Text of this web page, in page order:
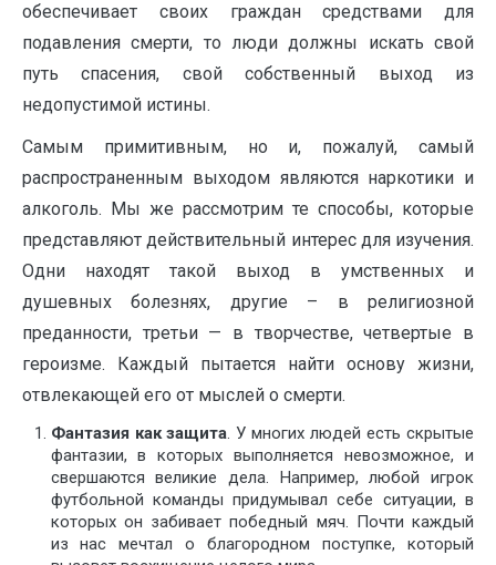
обеспечивает своих граждан средствами для
подавления смерти, то люди должны искать свой
путь спасения, свой собственный выход из
недопустимой истины.
Самым примитивным, но и, пожалуй, самый
распространенным выходом являются наркотики и
алкоголь. Мы же рассмотрим те способы, которые
представляют действительный интерес для изучения.
Одни находят такой выход в умственных и
душевных болезнях, другие – в религиозной
преданности, третьи — в творчестве, четвертые в
героизме. Каждый пытается найти основу жизни,
отвлекающей его от мыслей о смерти.
Фантазия как защита. У многих людей есть скрытые
фантазии, в которых выполняется невозможное, и
свершаются великие дела. Например, любой игрок
футбольной команды придумывал себе ситуации, в
которых он забивает победный мяч. Почти каждый
из нас мечтал о благородном поступке, который